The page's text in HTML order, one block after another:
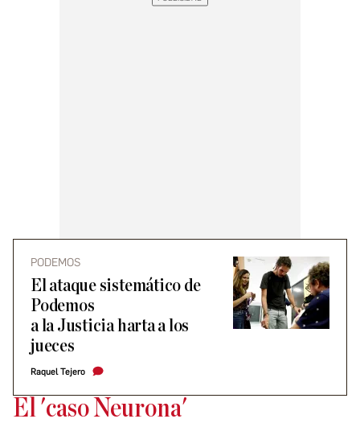
PODEMOS
El ataque sistemático de
Podemos
a la Justicia harta a los
jueces
Raquel Tejero
El 'caso Neurona'